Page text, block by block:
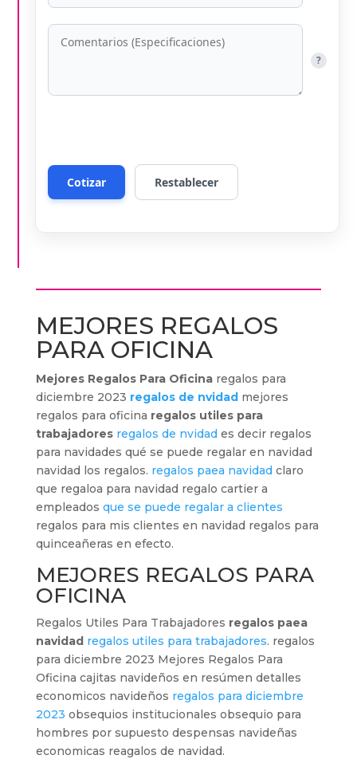
?
MEJORES REGALOS
PARA OFICINA
Mejores Regalos Para Oficinaregalos para
diciembre 2023 regalos de nvidadmejores
regalos para oficina regalos utiles para
trabajadores regalos de nvidades decir regalos
para navidades qué se puede regalar en navidad
navidad los regalos. regalos paea navidadclaro
que regaloa para navidad regalo cartier a
empleados que se puede regalar a clientes
regalos para mis clientes en navidad regalos para
quinceañeras en efecto.
MEJORES REGALOS PARA
OFICINA
Regalos Utiles Para Trabajadores regalos paea
navidad regalos utiles para trabajadores. regalos
para diciembre 2023 Mejores Regalos Para
Oficina cajitas navideños en resúmen detalles
economicos navideños regalos para diciembre
2023 obsequios institucionales obsequio para
hombres por supuesto despensas navideñas
economicas reagalos de navidad.